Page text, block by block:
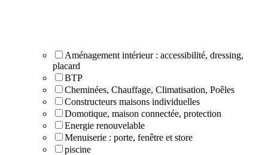
Aménagement intérieur : accessibilité, dressing,
placard
BTP
Cheminées, Chauffage, Climatisation, Poêles
Constructeurs maisons individuelles
Domotique, maison connectée, protection
Energie renouvelable
Menuiserie : porte, fenêtre et store
piscine